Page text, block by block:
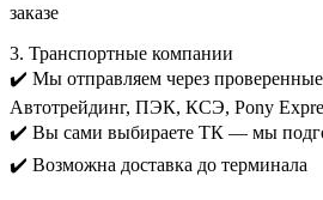
заказе
3. Транспортные компании
✔️ Мы отправляем через
Автотрейдинг, ПЭК, КСЭ, Pony
✔️ Вы сами выбираете ТК — мы
✔️ Возможна доставка до терминала